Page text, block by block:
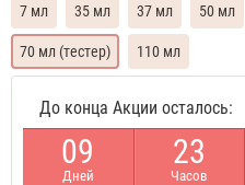
7 мл 35 мл 37 мл 50 мл
70 мл (тестер)
110 мл
Mademoiselle
Духи
женские
масляные
До конца Акции осталось:
09
Дней
23
Часов